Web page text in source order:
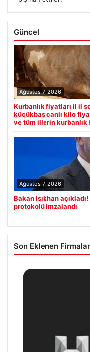
Güncel
Ağustos 7, 2026
Kurbanlık fiyatları il il
küçükbaş canlı kilo
ve tüm illerin kurbanlık
Ağustos 7, 2026
Bakan Işıkhan
protokolü imzalandı
Son Eklenen Firmalar